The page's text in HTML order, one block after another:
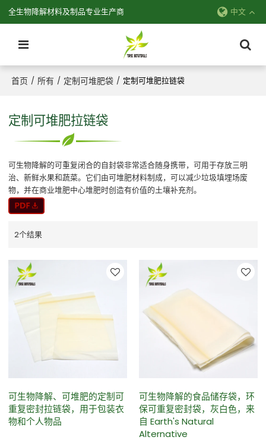
全生物降解材料及制品专业生产商 中文
首页 / 所有 / 定制可堆肥袋 / 定制可堆肥拉链袋
定制可堆肥拉链袋
可生物降解的可重复闭合的自封袋非常适合随身携带，可用于存放三明
治、新鲜水果和蔬菜。它们由可堆肥材料制成，可以减少垃圾填埋场废
物，并在商业堆肥中心堆肥时创造有价值的土壤补充剂。
2个结果
可生物降解、可堆肥的定制可
重复密封拉链袋，用于包装衣
物和个人物品
可生物降解的食品储存袋，环
保可重复密封袋，灰白色，来
自 Earth's Natural
Alternative